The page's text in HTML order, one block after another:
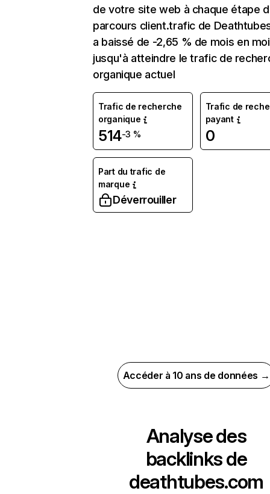
de votre site web à chaque étape
parcours client.trafic de
a baissé de -2,65 % de mois en
jusqu'à atteindre le trafic de
organique actuel
Trafic de recherche
organique
514-3 %
Trafic de
payant
0
Part du trafic de
marque
Déverrouiller
Accéder à 10 ans de données →
Analyse des
backlinks de
deathtubes.com